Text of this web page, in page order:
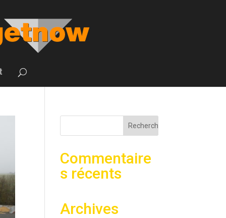
Commentaire
s récents
Archives